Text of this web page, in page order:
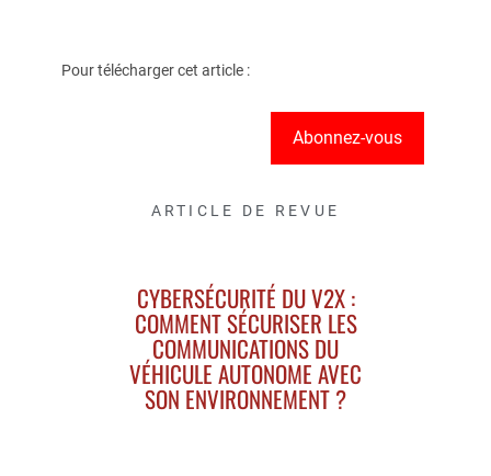
Pour télécharger cet article :
Abonnez-vous
ARTICLE DE REVUE
CYBERSÉCURITÉ DU V2X :
COMMENT SÉCURISER LES
COMMUNICATIONS DU
VÉHICULE AUTONOME AVEC
SON ENVIRONNEMENT ?